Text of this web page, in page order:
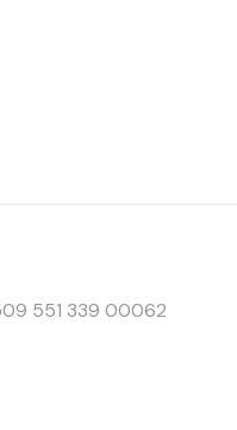
551 339 00062